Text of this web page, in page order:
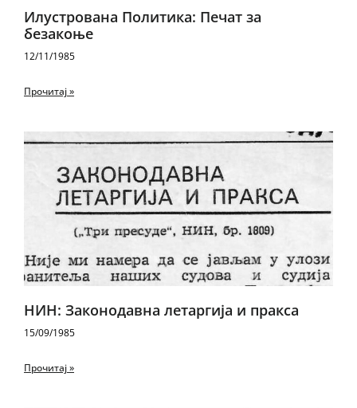
Илустрована Политика: Печат за
безакоње
12/11/1985
Прочитај »
НИН: Законодавна летаргија и пракса
15/09/1985
Прочитај »